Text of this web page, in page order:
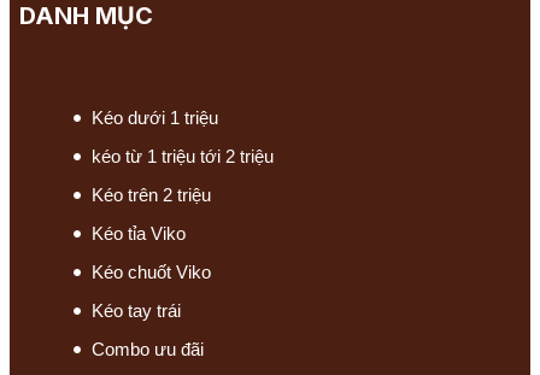
DANH MỤC
Kéo dưới 1 triệu
kéo từ 1 triệu tới 2 triệu
Kéo trên 2 triệu
Kéo tỉa Viko
Kéo chuốt Viko
Kéo tay trái
Combo ưu đãi